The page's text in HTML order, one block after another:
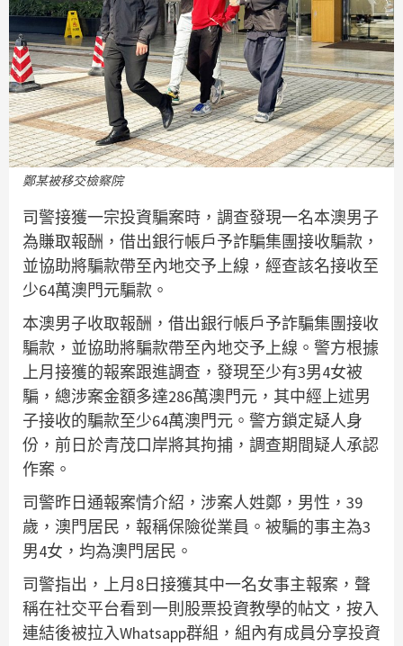
鄭某被移交檢察院
司警接獲一宗投資騙案時，調查發現一名本澳男子
為賺取報酬，借出銀行帳戶予詐騙集團接收騙款，
並協助將騙款帶至內地交予上線，經查該名接收至
少64萬澳門元騙款。
本澳男子收取報酬，借出銀行帳戶予詐騙集團接收
騙款，並協助將騙款帶至內地交予上線。警方根據
上月接獲的報案跟進調查，發現至少有3男4女被
騙，總涉案金額多達286萬澳門元，其中經上述男
子接收的騙款至少64萬澳門元。警方鎖定疑人身
份，前日於青茂口岸將其拘捕，調查期間疑人承認
作案。
司警昨日通報案情介紹，涉案人姓鄭，男性，39
歲，澳門居民，報稱保險從業員。被騙的事主為3
男4女，均為澳門居民。
司警指出，上月8日接獲其中一名女事主報案，聲
稱在社交平台看到一則股票投資教學的帖文，按入
連結後被拉入Whatsapp群組，組內有成員分享投資